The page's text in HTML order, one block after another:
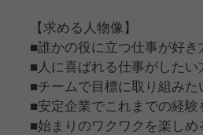
【求める人物像】
■誰かの役に立つ仕事が好き
■人に喜ばれる仕事がしたい
■チームで目標に取り組みた
■安定企業でこれまでの経
■始まりのワクワクを楽しめ